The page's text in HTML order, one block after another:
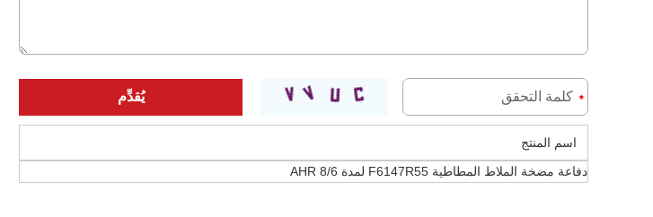
اسم المنتج
دفاعة مضخة الملاط المطاطية F6147R55 لمدة 8/6 AHR